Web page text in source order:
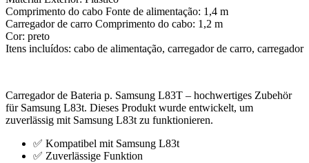
Comprimento do cabo Fonte de alimentação: 1,4 m
Carregador de carro Comprimento do cabo: 1,2 m
Cor: preto
Itens incluídos: cabo de alimentação, carregador de carro, carregador
Carregador de Bateria p. Samsung L83T – hochwertiges Zubehör
für Samsung L83t. Dieses Produkt wurde entwickelt, um
zuverlässig mit Samsung L83t zu funktionieren.
✅ Kompatibel mit Samsung L83t
✅ Zuverlässige Funktion